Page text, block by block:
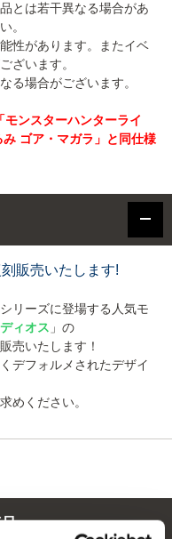
とは若干異なる場合があ
。
性があります。またイベ
ざいます。
る場合がございます。
ンスターハンターライ
ゴア・マガラ」と同仕様
販売いたします!
リーズに登場する人気モ
ィオス 」の
売いたします！
デフォルメされたデザイ
めください。